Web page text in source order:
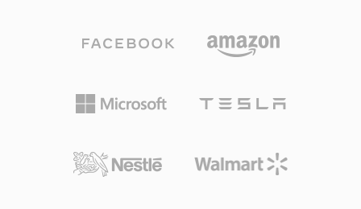
립했습니다. 압축 효율 면에서 오래전에 초월되었
지만, MPEG-1은 사실상 모든 미디어 소프트웨어
니다. WebM 컨테이너는 Matroska의 효율적인
에서의 경량 구현을 보장하는 웹 최적화 프로파일
로 제한합니다. VP9를 사용하는 WebM은 H.264
효율을 달성하여, 절감된 대역폭으로 고품질 비디